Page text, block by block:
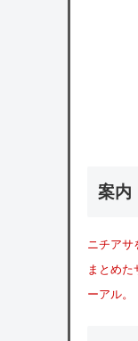
案内
ニチアサ
まとめ
ーアル。